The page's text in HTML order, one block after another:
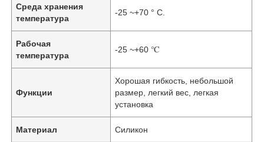
Среда хранения
температура
-25 ~+70 ° C.
Рабочая
температура
-25 ~+60 ℃
Функции
Хорошая гибкость, небольшой
размер, легкий вес, легкая
установка
Материал Силикон